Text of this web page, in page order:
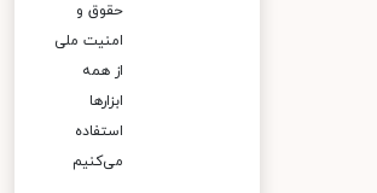
حقوق و
امنیت ملی
از همه
ابزارها
استفاده
می‌کنیم